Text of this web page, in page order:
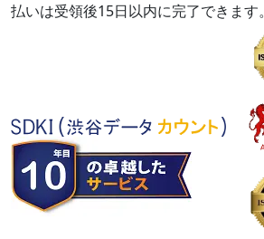
払いは受領後15日以内に完了できます。